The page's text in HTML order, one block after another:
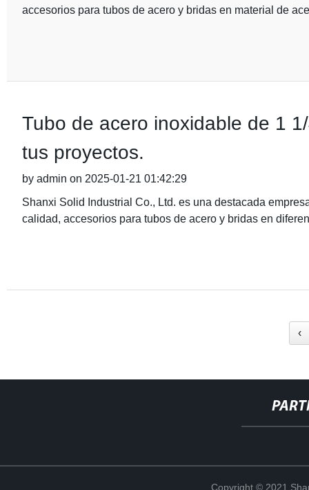
accesorios para tubos de acero y bridas en material de
Tubo de acero inoxidable de 1
tus proyectos.
by admin on 2025-01-21 01:42:29
Shanxi Solid Industrial Co., Ltd. es una destacada
calidad, accesorios para tubos de acero y bridas en
‹
Copyright © 2021